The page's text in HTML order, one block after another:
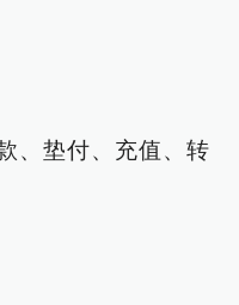
、垫付、充值、转